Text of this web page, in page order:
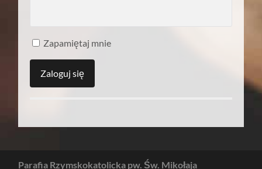
Zapamiętaj mnie
Parafia Rzymskokatolicka pw. Św. Mikołaja